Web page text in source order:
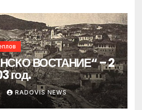
ВОСТАНИЕ“ – 2
год.
RADOVIS NEWS